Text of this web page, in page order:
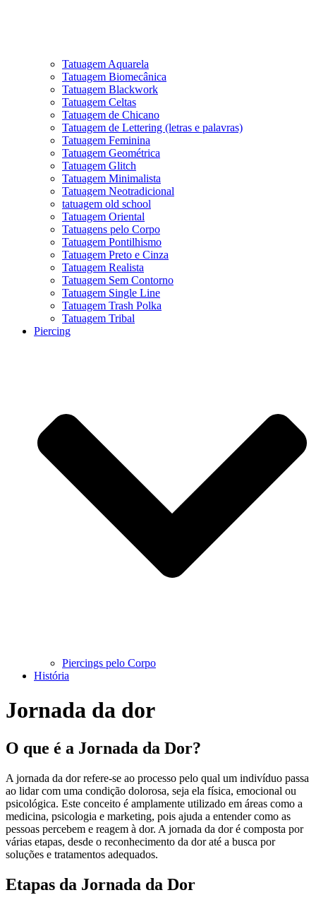
Tatuagem Aquarela
Tatuagem Biomecânica
Tatuagem Blackwork
Tatuagem Celtas
Tatuagem de Chicano
Tatuagem de Lettering (letras e palavras)
Tatuagem Feminina
Tatuagem Geométrica
Tatuagem Glitch
Tatuagem Minimalista
Tatuagem Neotradicional
tatuagem old school
Tatuagem Oriental
Tatuagens pelo Corpo
Tatuagem Pontilhismo
Tatuagem Preto e Cinza
Tatuagem Realista
Tatuagem Sem Contorno
Tatuagem Single Line
Tatuagem Trash Polka
Tatuagem Tribal
Piercing
Piercings pelo Corpo
História
Jornada da dor
O que é a Jornada da Dor?
A jornada da dor refere-se ao processo pelo qual um indivíduo passa
ao lidar com uma condição dolorosa, seja ela física, emocional ou
psicológica. Este conceito é amplamente utilizado em áreas como a
medicina, psicologia e marketing, pois ajuda a entender como as
pessoas percebem e reagem à dor. A jornada da dor é composta por
várias etapas, desde o reconhecimento da dor até a busca por
soluções e tratamentos adequados.
Etapas da Jornada da Dor